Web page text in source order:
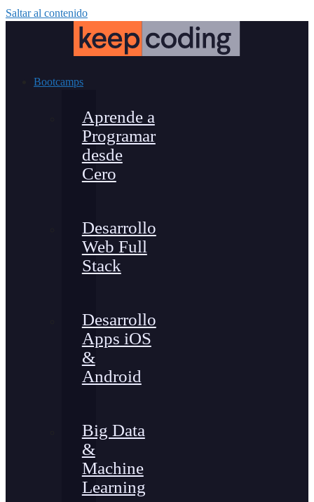
Saltar al contenido
Bootcamps
Aprende a
Programar
desde
Cero
Desarrollo
Web Full
Stack
Desarrollo
Apps iOS
&
Android
Big Data
&
Machine
Learning